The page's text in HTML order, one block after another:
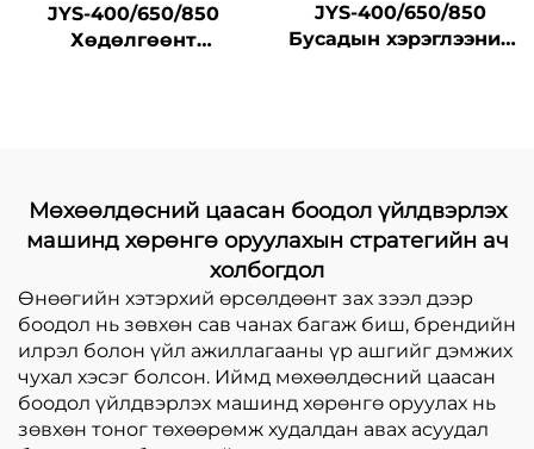
JYS-400/650/850
Хөдөлгөөнт
JYS-400/650/850
Бусадын хэрэглээний
Мөхөөлдөсний цаасан боодол үйлдвэрлэх
машинд хөрөнгө оруулахын стратегийн ач
холбогдол
Өнөөгийн хэтэрхий өрсөлдөөнт зах зээл дээр
боодол нь зөвхөн сав чанах багаж биш, брендийн
илрэл болон үйл ажиллагааны үр ашгийг дэмжих
чухал хэсэг болсон. Иймд мөхөөлдөсний цаасан
боодол үйлдвэрлэх машинд хөрөнгө оруулах нь
зөвхөн тоног төхөөрөмж худалдан авах асуудал